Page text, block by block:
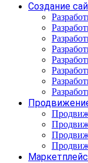
Создание